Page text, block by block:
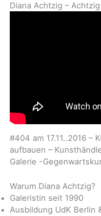
Diana Achtzig –
#404 am 17.11..2016 –
aufbauen –
Galerie -
Warum Diana Achtzig?
Galeristin seit 1990
Ausbildung UdK Berlin